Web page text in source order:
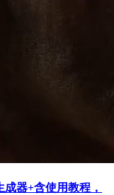
成器+含使用教程，